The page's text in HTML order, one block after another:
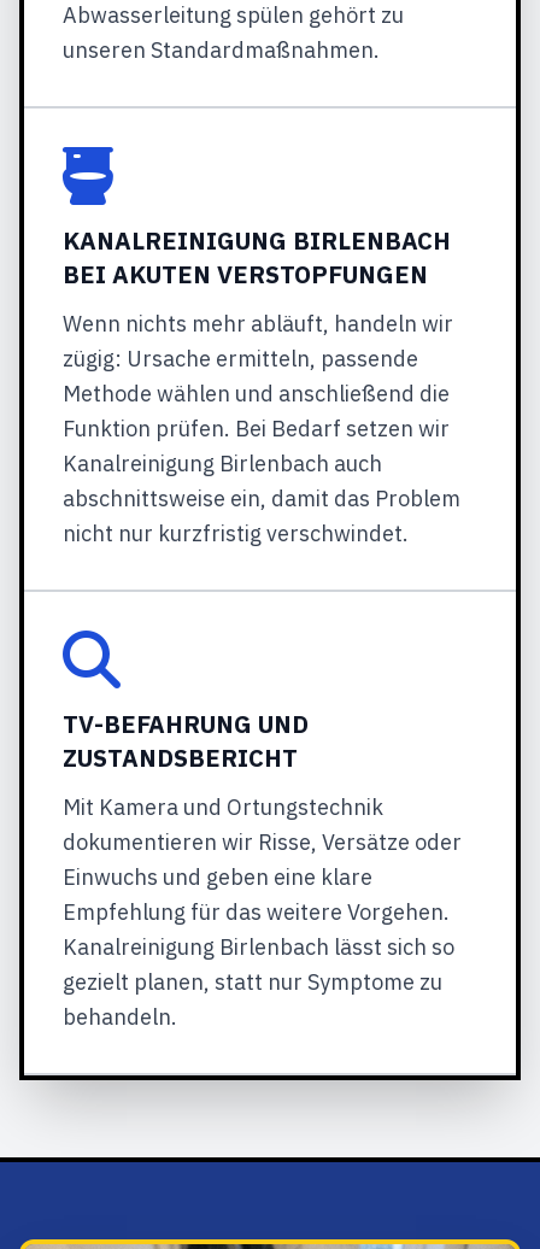
Abwasserleitung spülen gehört zu
unseren Standardmaßnahmen.
KANALREINIGUNG BIRLENBACH
BEI AKUTEN VERSTOPFUNGEN
Wenn nichts mehr abläuft, handeln wir
zügig: Ursache ermitteln, passende
Methode wählen und anschließend die
Funktion prüfen. Bei Bedarf setzen wir
Kanalreinigung Birlenbach auch
abschnittsweise ein, damit das Problem
nicht nur kurzfristig verschwindet.
TV-BEFAHRUNG UND
ZUSTANDSBERICHT
Mit Kamera und Ortungstechnik
dokumentieren wir Risse, Versätze oder
Einwuchs und geben eine klare
Empfehlung für das weitere Vorgehen.
Kanalreinigung Birlenbach lässt sich so
gezielt planen, statt nur Symptome zu
behandeln.